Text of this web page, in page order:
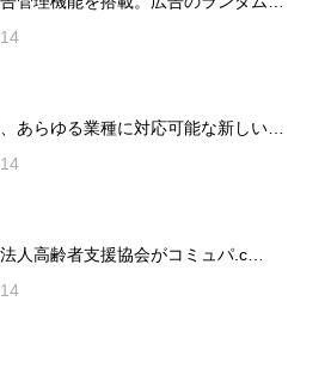
あらゆる業種に対応可能な新しい…
人高齢者支援協会がコミュパ.c…